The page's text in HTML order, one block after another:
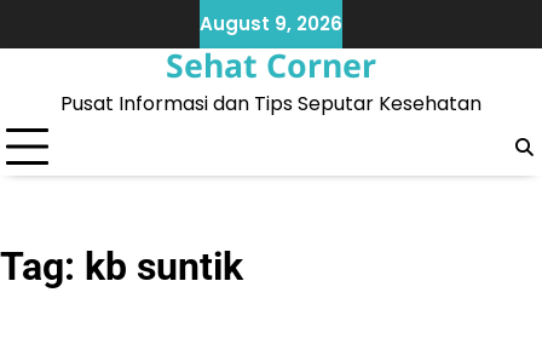
to
August 9, 2026
Sehat Corner
Pusat Informasi dan Tips Seputar Kesehatan
Tag: kb suntik